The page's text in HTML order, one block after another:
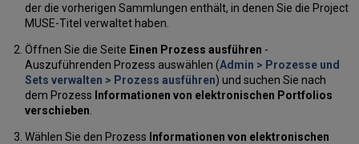
der die vorherigen Sammlungen enthält, in denen Sie die Project
MUSE-Titel verwaltet haben.
Öffnen Sie die Seite Einen Prozess ausführen -
Auszuführenden Prozess auswählen (Admin > Prozesse und
Sets verwalten > Prozess ausführen) und suchen Sie nach
dem Prozess Informationen von elektronischen Portfolios
verschieben
Wählen Sie den Prozess Informationen von elektronischen